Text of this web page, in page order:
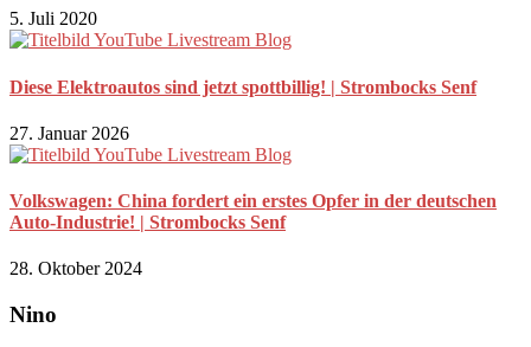
5. Juli 2020
Diese Elektroautos sind jetzt spottbillig! | Strombocks Senf
27. Januar 2026
Volkswagen: China fordert ein erstes Opfer in der deutschen
Auto-Industrie! | Strombocks Senf
28. Oktober 2024
Nino